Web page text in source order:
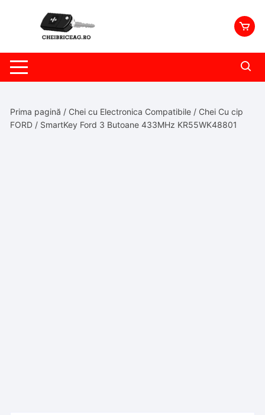
Prima pagină / Chei cu Electronica Compatibile / Chei Cu cip
FORD / SmartKey Ford 3 Butoane 433MHz KR55WK48801